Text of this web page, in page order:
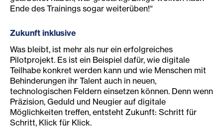
Ende des Trainings sogar weiterüben!“
Zukunft inklusive
Was bleibt, ist mehr als nur ein erfolgreiches
Pilotprojekt. Es ist ein Beispiel dafür, wie digitale
Teilhabe konkret werden kann und wie Menschen mit
Behinderungen ihr Talent auch in neuen,
technologischen Feldern einsetzen können. Denn wenn
Präzision, Geduld und Neugier auf digitale
Möglichkeiten treffen, entsteht Zukunft: Schritt für
Schritt, Klick für Klick.